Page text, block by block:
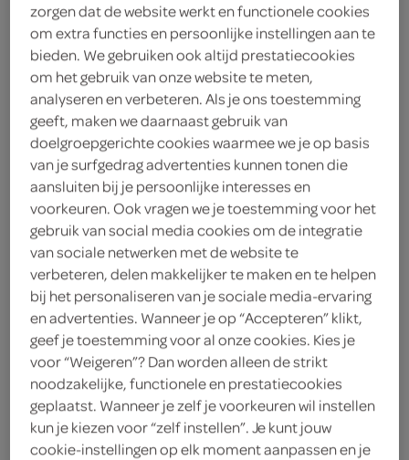
ingrediënten
100 milliliter zonnebloemolie
100 milliliter olijfolie
citroen
1 mespunt mosterd
1 ei
1 eetlepel kappertjes
100 gram garnalen
2 grapefruits
2 bloedsinaasappels
zorgen dat de website werkt en functionele cookies
om extra functies en persoonlijke instellingen aan te
bieden. We gebruiken ook altijd prestatiecookies
om het gebruik van onze website te meten,
analyseren en verbeteren. Als je ons toestemming
geeft, maken we daarnaast gebruik van
doelgroepgerichte cookies waarmee we je op basis
van je surfgedrag advertenties kunnen tonen die
aansluiten bij je persoonlijke interesses en
voorkeuren. Ook vragen we je toestemming voor het
gebruik van social media cookies om de integratie
van sociale netwerken met de website te
verbeteren, delen makkelijker te maken en te helpen
bij het personaliseren van je sociale media-ervaring
en advertenties. Wanneer je op “Accepteren” klikt,
geef je toestemming voor al onze cookies. Kies je
voor “Weigeren”? Dan worden alleen de strikt
noodzakelijke, functionele en prestatiecookies
geplaatst. Wanneer je zelf je voorkeuren wil instellen
kun je kiezen voor “zelf instellen”. Je kunt jouw
cookie-instellingen op elk moment aanpassen en je